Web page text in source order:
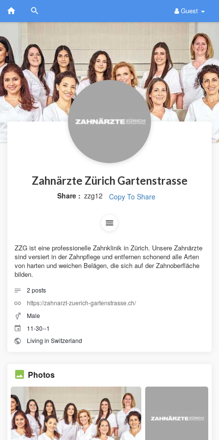
Guest
Zahnärzte Zürich Gartenstrasse
Share : zzg12 Copy To Share
ZZG ist eine professionelle Zahnklinik in Zürich. Unsere Zahnärzte
sind versiert in der Zahnpflege und entfernen schonend alle Arten
von harten und weichen Belägen, die sich auf der Zahnoberfläche
bilden.
2 posts
https://zahnarzt-zuerich-gartenstrasse.ch/
Male
11-30--1
Living in Switzerland
Photos